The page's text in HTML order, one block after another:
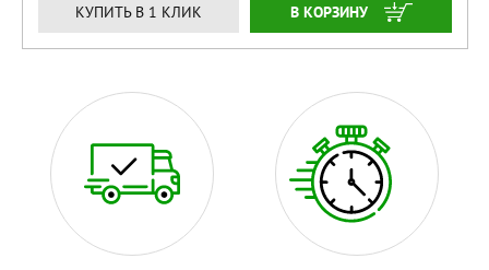
КУПИТЬ В 1 КЛИК ЗАКАЗАТЬ